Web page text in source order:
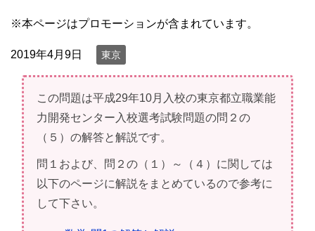
※本ページはプロモーションが含まれています。
2019年4月9日 東京
この問題は平成29年10月入校の東京都立職業能
力開発センター入校選考試験問題の問２の
（５）の解答と解説です。
問１および、問２の（１）～（４）に関しては
以下のページに解説をまとめているので参考に
して下さい。